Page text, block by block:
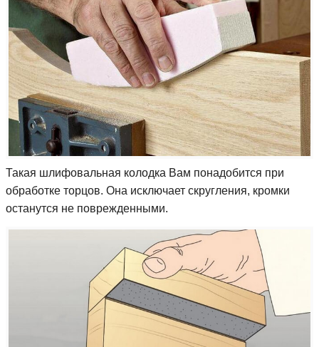
Такая шлифовальная колодка Вам понадобится при
обработке торцов. Она исключает скругления, кромки
останутся не поврежденными.